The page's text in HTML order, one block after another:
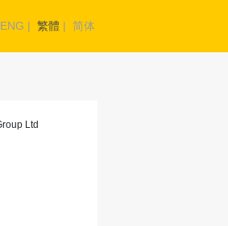
ENG | 繁體 | 简体